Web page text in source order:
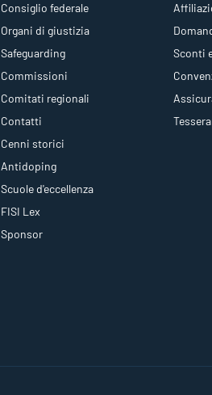
Consiglio federale
Organi di giustizia
Safeguarding
Commissioni
Comitati regionali
Contatti
Cenni storici
Antidoping
Scuole d'eccellenza
FISI Lex
Sponsor
Sconti